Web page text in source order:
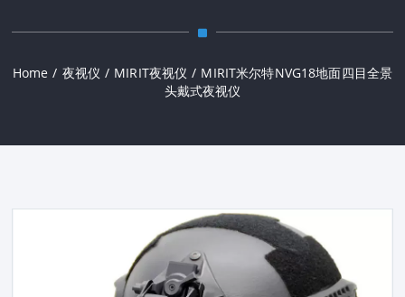
Home / 夜视仪 / MIRIT夜视仪 / MIRIT米尔特NVG18地面四目全景
头戴式夜视仪